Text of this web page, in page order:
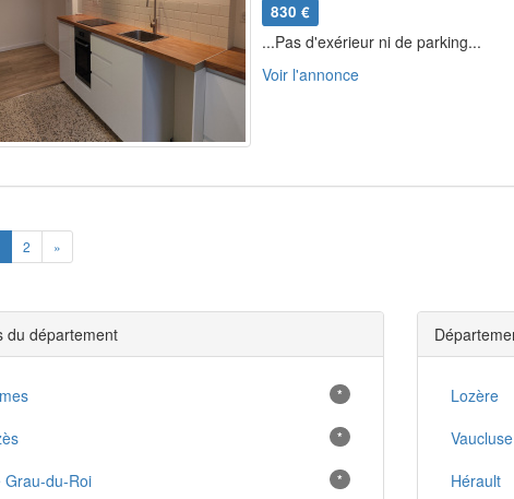
830 €
...Pas d'exérieur ni de parking...
Voir l'annonce
2 »
du département
*
*
Grau-du-Roi *
Lozère
Vaucluse
Hérault